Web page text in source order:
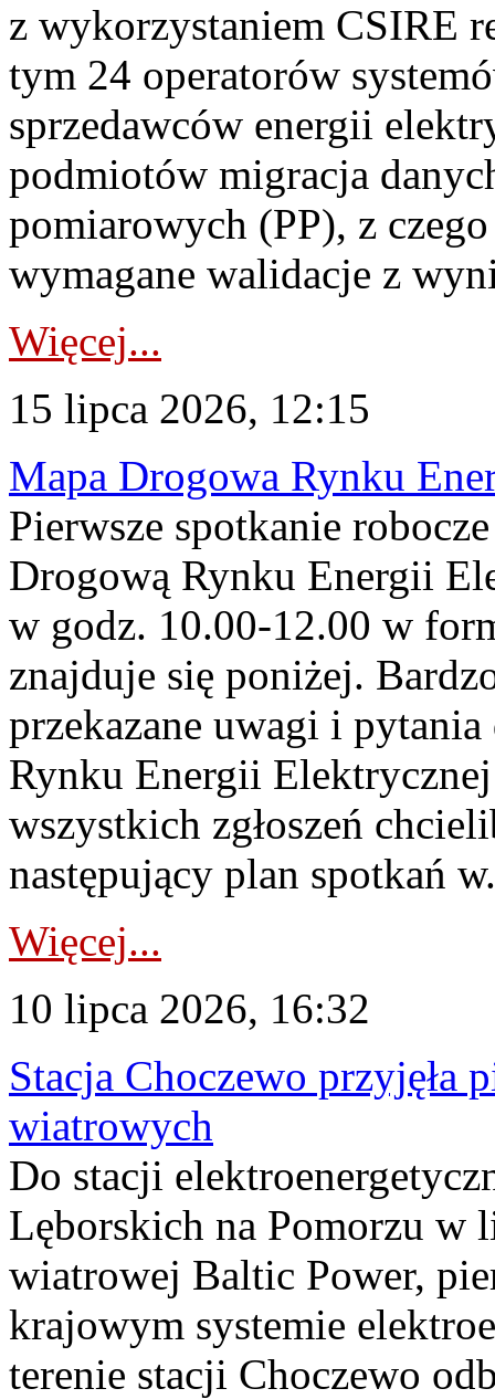
z wykorzystaniem CSIRE
tym 24 operatorów
sprzedawców energii
podmiotów migracja
pomiarowych (PP), z
wymagane walidacje z
Więcej...
15 lipca 2026, 12:15
Mapa Drogowa Rynku
Pierwsze spotkanie
Drogową Rynku Energii
w godz. 10.00-12.00 w
znajduje się poniżej.
przekazane uwagi i
Rynku Energii
wszystkich zgłoszeń
następujący plan spotkań
Więcej...
10 lipca 2026, 16:32
Stacja Choczewo przyjęła
wiatrowych
Do stacji
Lęborskich na Pomorzu w
wiatrowej Baltic Power,
krajowym systemie
terenie stacji Choczewo